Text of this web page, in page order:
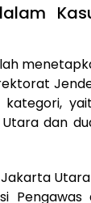
dan
Jakarta Utara